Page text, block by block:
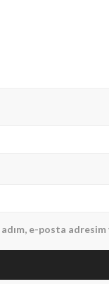
e-posta